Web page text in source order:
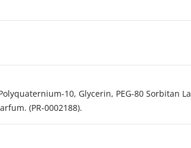
10, Glycerin, PEG-80 Sorbitan
(PR-0002188).